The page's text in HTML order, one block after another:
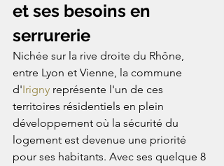
et ses besoins en
serrurerie
Nichée sur la rive droite du Rhône,
entre Lyon et Vienne, la commune
d'Irigny représente l'un de ces
territoires résidentiels en plein
développement où la sécurité du
logement est devenue une priorité
pour ses habitants. Avec ses quelque 8